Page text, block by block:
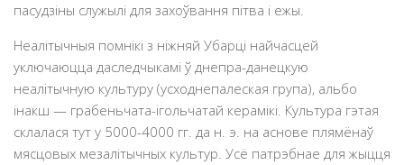
пасудзіны служылі для захоўвання пітва і ежы.
Неалiтычныя помнiкi з нiжняй Убарцi найчасцей
уключаюцца даследчыкамi ў днепра-данецкую
неалiтычную культуру (усходнепалеская група), альбо
інакш — грабеньчата-ігольчатай керамікі. Культура гэтая
склалася тут у 5000-4000 гг. да н. э. на аснове плямёнаў
мясцовых мезалітычных культур. Усё патрэбнае для жыцця